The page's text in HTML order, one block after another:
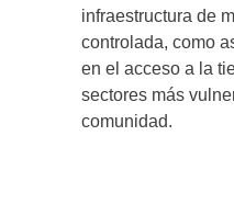
infraestructura de
controlada, como
en el acceso a la
sectores más
comunidad.